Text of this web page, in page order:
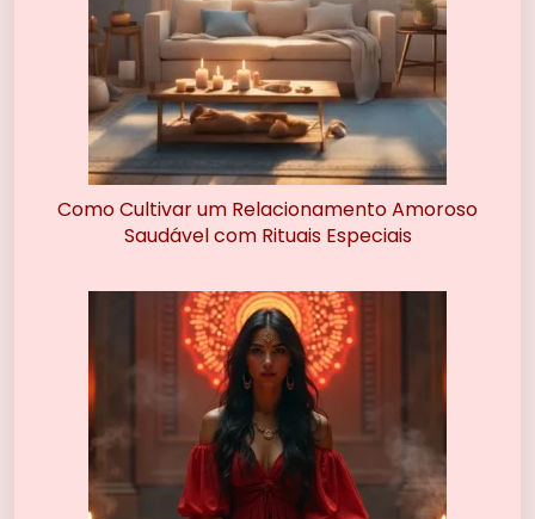
Como Cultivar um Relacionamento Amoroso
Saudável com Rituais Especiais